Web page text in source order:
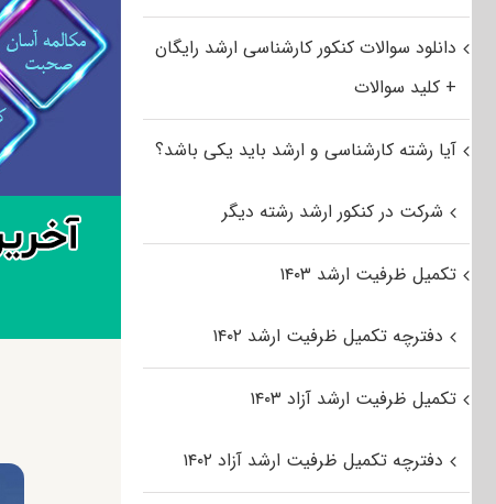
دانلود سوالات کنکور کارشناسی ارشد رایگان
+ کلید سوالات
آیا رشته کارشناسی و ارشد باید یکی باشد؟
شرکت در کنکور ارشد رشته دیگر
تکمیل ظرفیت ارشد ۱۴۰۳
دفترچه تکمیل ظرفیت ارشد ۱۴۰۲
تکمیل ظرفیت ارشد آزاد ۱۴۰۳
دفترچه تکمیل ظرفیت ارشد آزاد ۱۴۰۲